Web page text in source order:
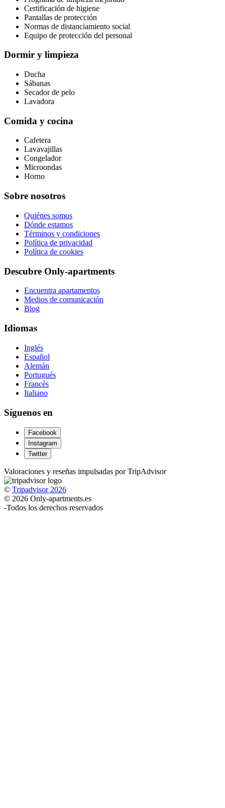
Certificación de higiene
Pantallas de protección
Normas de distanciamiento social
Equipo de protección del personal
Dormir y limpieza
Ducha
Sábanas
Secador de pelo
Lavadora
Comida y cocina
Cafetera
Lavavajillas
Congelador
Microondas
Horno
Sobre nosotros
Quiénes somos
Dónde estamos
Términos y condiciones
Política de privacidad
Política de cookies
Descubre Only-apartments
Encuentra apartamentos
Medios de comunicación
Blog
Idiomas
Inglés
Español
Alemán
Portugués
Francés
Italiano
Síguenos en
Facebook
Instagram
Twitter
Valoraciones y reseñas impulsadas por TripAdvisor
© Tripadvisor 2026
© 2026 Only-apartments.es
-Todos los derechos reservados